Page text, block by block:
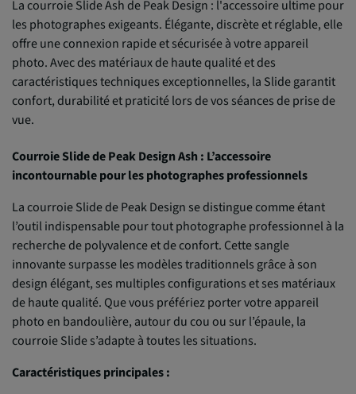
La courroie Slide Ash de Peak Design : l'accessoire ultime pour
les photographes exigeants. Élégante, discrète et réglable, elle
offre une connexion rapide et sécurisée à votre appareil
photo. Avec des matériaux de haute qualité et des
caractéristiques techniques exceptionnelles, la Slide garantit
confort, durabilité et praticité lors de vos séances de prise de
vue.
Courroie Slide de Peak Design Ash : L’accessoire
incontournable pour les photographes professionnels
La courroie Slide de Peak Design se distingue comme étant
l’outil indispensable pour tout photographe professionnel à la
recherche de polyvalence et de confort. Cette sangle
innovante surpasse les modèles traditionnels grâce à son
design élégant, ses multiples configurations et ses matériaux
de haute qualité. Que vous préfériez porter votre appareil
photo en bandoulière, autour du cou ou sur l’épaule, la
courroie Slide s’adapte à toutes les situations.
Caractéristiques principales :